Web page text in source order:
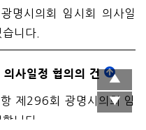
명시의회 임시회 의사일
니다.
사일정 협의의 건
제296회 광명시의회 임
니다.